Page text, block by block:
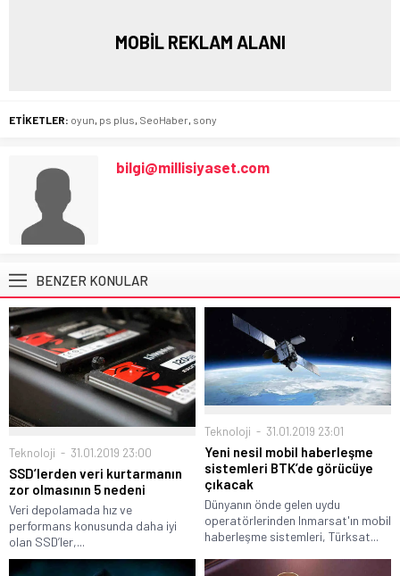
MOBİL REKLAM ALANI
ETİKETLER: oyun ps plus SeoHaber sony
bilgi@millisiyaset.com
BENZER KONULAR
Teknoloji 31.01.2019 23:00
SSD’lerden veri kurtarmanın
zor olmasının 5 nedeni
Veri depolamada hız ve
performans konusunda daha iyi
olan SSD’ler,...
Teknoloji 31.01.2019 23:01
Yeni nesil mobil haberleşme
sistemleri BTK’de görücüye
çıkacak
Dünyanın önde gelen uydu
operatörlerinden Inmarsat'ın mobil
haberleşme sistemleri, Türksat...